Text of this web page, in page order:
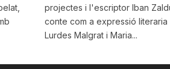
projectes i l'escriptor Iban
conte com a expressió literaria
Lurdes Malgrat i Maria...